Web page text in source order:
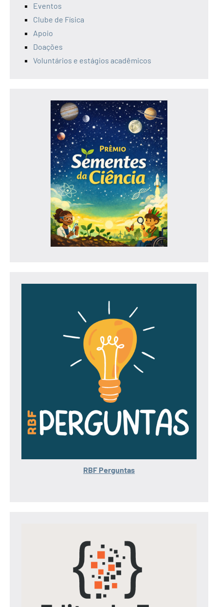
Eventos
Clube de Física
Apoio
Doações
Voluntários e estágios acadêmicos
RBF Perguntas